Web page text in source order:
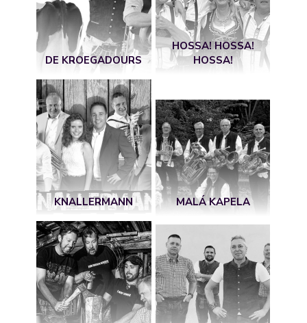
DE KROEGADOURS
HOSSA! HOSSA!
HOSSA!
KNALLERMANN MALÁ KAPELA